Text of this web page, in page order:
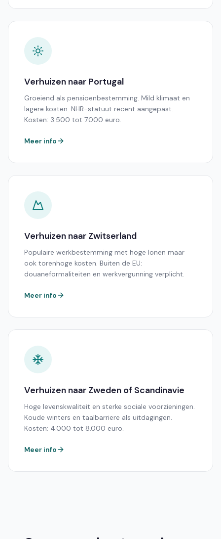
Verhuizen naar Portugal
Groeiend als pensioenbestemming. Mild klimaat en
lagere kosten. NHR-statuut recent aangepast.
Kosten: 3.500 tot 7.000 euro.
Meer info
Verhuizen naar Zwitserland
Populaire werkbestemming met hoge lonen maar
ook torenhoge kosten. Buiten de EU:
douaneformaliteiten en werkvergunning verplicht.
Meer info
Verhuizen naar Zweden of Scandinavie
Hoge levenskwaliteit en sterke sociale voorzieningen.
Koude winters en taalbarriere als uitdagingen.
Kosten: 4.000 tot 8.000 euro.
Meer info